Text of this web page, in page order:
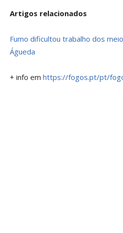
Artigos relacionados
Fumo dificultou trabalho dos
Águeda
+ info em https://fogos.pt/pt/